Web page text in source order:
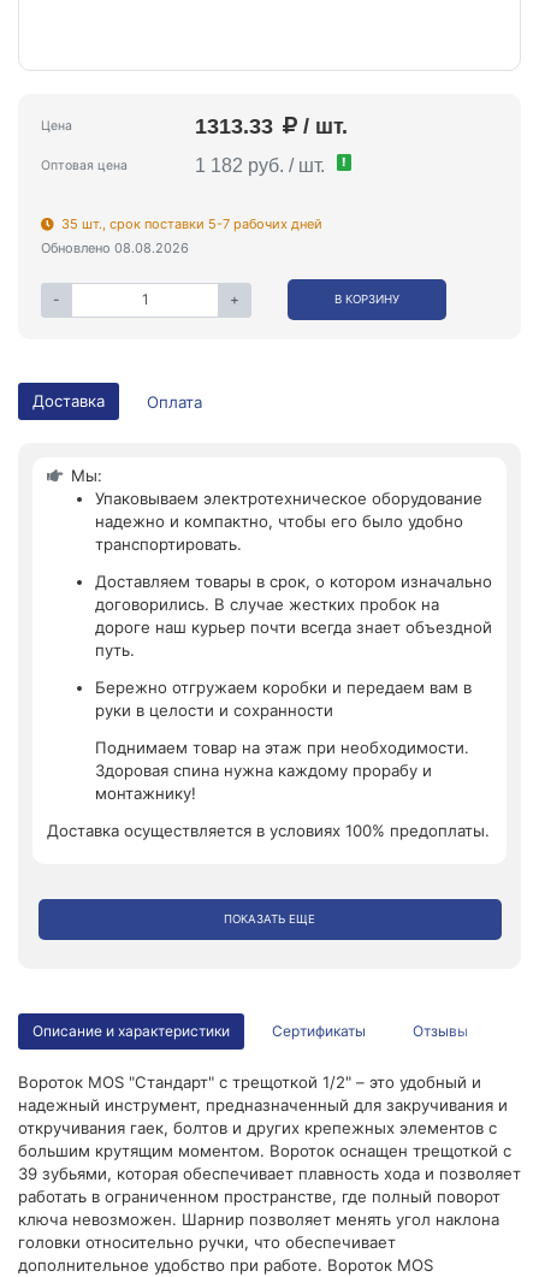
Цена 1313.33 / шт.
Оптовая цена 1 182 руб. / шт. !
35 шт., срок поставки 5-7 рабочих дней
Обновлено 08.08.2026
- + В КОРЗИНУ
Доставка Оплата
Мы:
Упаковываем электротехническое оборудование
надежно и компактно, чтобы его было удобно
транспортировать.
Доставляем товары в срок, о котором изначально
договорились. В случае жестких пробок на
дороге наш курьер почти всегда знает объездной
путь.
Бережно отгружаем коробки и передаем вам в
руки в целости и сохранности
Поднимаем товар на этаж при необходимости.
Здоровая спина нужна каждому прорабу и
монтажнику!
Доставка осуществляется в условиях 100% предоплаты.
ПОКАЗАТЬ ЕЩЕ
Описание и характеристики Сертификаты Отзывы
Вороток MOS "Стандарт" с трещоткой 1/2" – это удобный и
надежный инструмент, предназначенный для закручивания и
откручивания гаек, болтов и других крепежных элементов с
большим крутящим моментом. Вороток оснащен трещоткой с
39 зубьями, которая обеспечивает плавность хода и позволяет
работать в ограниченном пространстве, где полный поворот
ключа невозможен. Шарнир позволяет менять угол наклона
головки относительно ручки, что обеспечивает
дополнительное удобство при работе. Вороток MOS